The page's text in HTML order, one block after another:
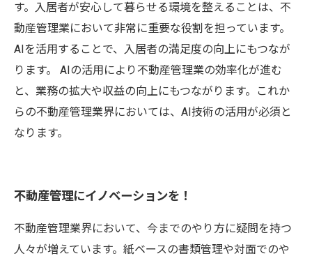
す。入居者が安心して暮らせる環境を整えることは、不
動産管理業において非常に重要な役割を担っています。
AIを活用することで、入居者の満足度の向上にもつなが
ります。 AIの活用により不動産管理業の効率化が進む
と、業務の拡大や収益の向上にもつながります。これか
らの不動産管理業界においては、AI技術の活用が必須と
なります。
不動産管理にイノベーションを！
不動産管理業界において、今までのやり方に疑問を持つ
人々が増えています。紙ベースの書類管理や対面でのや